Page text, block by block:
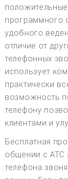
программного
удобного
отличие от
телефонных
использует
практически
возможность
телефону
клиентами и
Бесплатная
общении с АТС
телефона